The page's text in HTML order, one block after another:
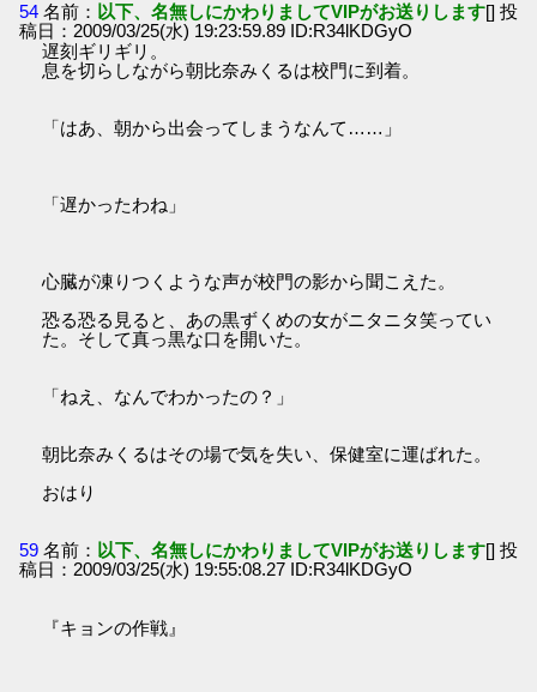
54 名前： 以下、名無しにかわりましてVIPがお送りします[] 投
稿日：2009/03/25(水) 19:23:59.89 ID:R34lKDGyO
遅刻ギリギリ。
息を切らしながら朝比奈みくるは校門に到着。
「はあ、朝から出会ってしまうなんて……」
「遅かったわね」
心臓が凍りつくような声が校門の影から聞こえた。
恐る恐る見ると、あの黒ずくめの女がニタニタ笑ってい
た。そして真っ黒な口を開いた。
「ねえ、なんでわかったの？」
朝比奈みくるはその場で気を失い、保健室に運ばれた。
おはり
59 名前： 以下、名無しにかわりましてVIPがお送りします[] 投
稿日：2009/03/25(水) 19:55:08.27 ID:R34lKDGyO
『キョンの作戦』